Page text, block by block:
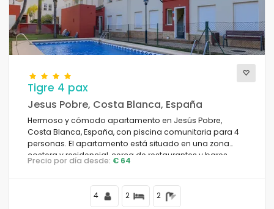
Tigre 4 pax
Jesus Pobre, Costa Blanca, España
Hermoso y cómodo apartamento en Jesús Pobre,
Costa Blanca, España, con piscina comunitaria para 4
personas. El apartamento está situado en una zona
costera y residencial, cerca de restaurantes y bares,
tiendas y supermercados.
Precio por día desde: € 64
4 2 2